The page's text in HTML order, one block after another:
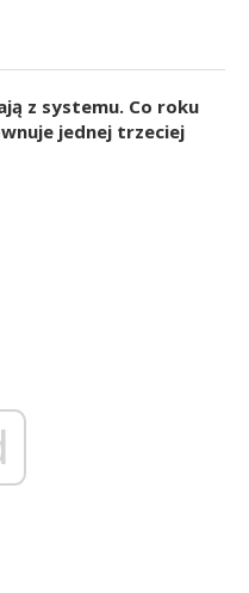
z systemu. Co roku
jednej trzeciej